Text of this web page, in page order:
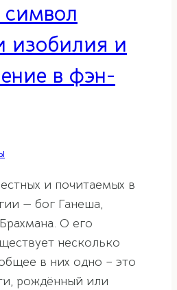
символ
изобилия и
в фэн-
и почитаемых в
— бог Ганеша,
О его
несколько
в них одно – это
рождённый или